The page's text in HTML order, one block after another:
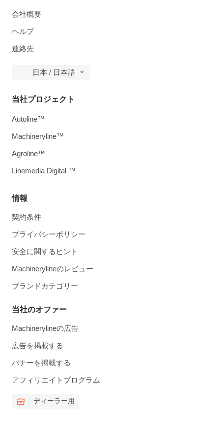
会社概要
ヘルプ
連絡先
日本 / 日本語
情報
契約条件
プライバシーポリシー
安全に関するヒント
Machinerylineのレビュー
ブランドカテゴリー
当社のオファー
Machinerylineの広告
広告を掲載する
バナーを掲載する
アフィリエイトプログラム
ディーラー用
当社プロジェクト
Autoline™
Machineryline™
Agroline™
Linemedia Digital ™